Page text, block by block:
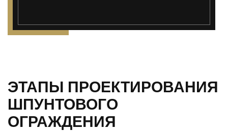
ЭТАПЫ ПРОЕКТИРОВАНИЯ
ШПУНТОВОГО
ОГРАЖДЕНИЯ